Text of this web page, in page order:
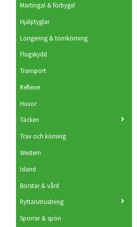
Martingal & förbygel
Hjälptyglar
Longering & tömkörning
Flugskydd
Transport
Reflexer
Huvor
Täcken
Trav och körning
Western
Island
Borstar & vård
Ryttarutrustning
Sporrar & spön